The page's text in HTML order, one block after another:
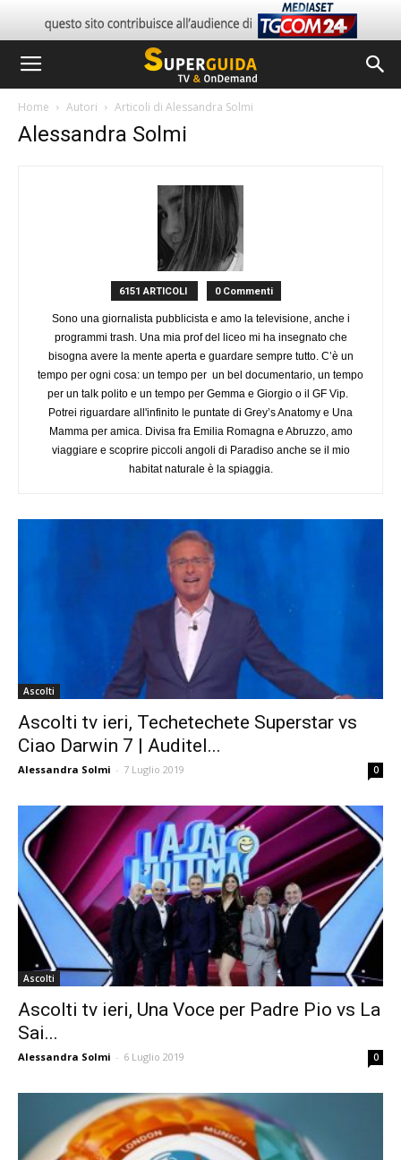
Home Autori Articoli di Alessandra Solmi
Alessandra Solmi
6151 ARTICOLI 0 Commenti
Sono una giornalista pubblicista e amo la televisione, anche i
programmi trash. Una mia prof del liceo mi ha insegnato che
bisogna avere la mente aperta e guardare sempre tutto. C’è un
tempo per ogni cosa: un tempo per un bel documentario, un tempo
per un talk polito e un tempo per Gemma e Giorgio o il GF Vip.
Potrei riguardare all'infinito le puntate di Grey’s Anatomy e Una
Mamma per amica. Divisa fra Emilia Romagna e Abruzzo, amo
viaggiare e scoprire piccoli angoli di Paradiso anche se il mio
habitat naturale è la spiaggia.
Ascolti
Ascolti tv ieri, Techetechete Superstar vs
Ciao Darwin 7 | Auditel...
Alessandra Solmi - 7 Luglio 2019 0
Ascolti
Ascolti tv ieri, Una Voce per Padre Pio vs La
Sai...
Alessandra Solmi - 6 Luglio 2019 0